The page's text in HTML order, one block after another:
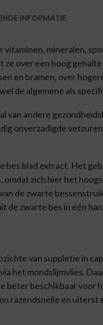
INFORMATIE
mineralen,
over een hoog
en bramen, over
de algemene als
van andere
onverzadigde
blad extract. Het
zich hier het
de zwarte
zwarte bes in één
van suppletie in
het mondslijmvlies.
beschikbaar voor
razendsnelle en